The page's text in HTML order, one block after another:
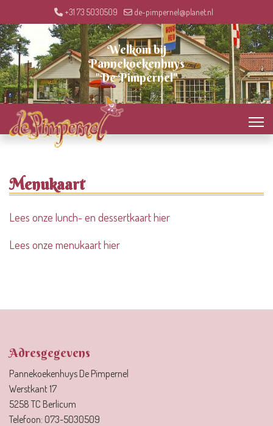
+31 73 5030509 de-pimpernel@planet.nl
Welkom bij
Pannekoekenhuys
"De Pimpernel"
Menukaart
Lees onze lunch- en dessertkaart hier
Lees onze menukaart hier
Adresgegevens
Pannekoekenhuys De Pimpernel
Werstkant 17
5258 TC Berlicum
Telefoon: 073-5030509